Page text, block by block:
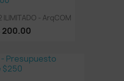
ILIMITADO - ArqCOM
200.00